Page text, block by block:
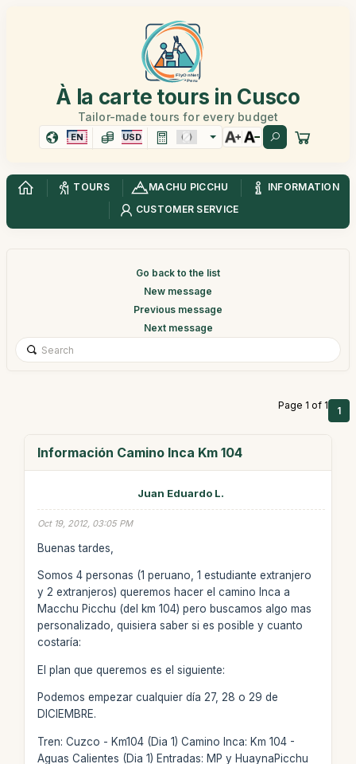
À la carte tours in Cusco
Tailor-made tours for every budget
EN USD
TOURS MACHU PICCHU
INFORMATION
CUSTOMER SERVICE
Go back to the list
New message
Previous message
Next message
Page 1 of 1 1
Información Camino Inca Km 104
Juan Eduardo L.
Oct 19, 2012, 03:05 PM
Buenas tardes,
Somos 4 personas (1 peruano, 1 estudiante extranjero
y 2 extranjeros) queremos hacer el camino Inca a
Macchu Picchu (del km 104) pero buscamos algo mas
personalizado, quisiera saber si es posible y cuanto
costaría:
El plan que queremos es el siguiente:
Podemos empezar cualquier día 27, 28 o 29 de
DICIEMBRE.
Tren: Cuzco - Km104 (Dia 1) Camino Inca: Km 104 -
Aguas Calientes (Dia 1) Entradas: MP y HuaynaPicchu